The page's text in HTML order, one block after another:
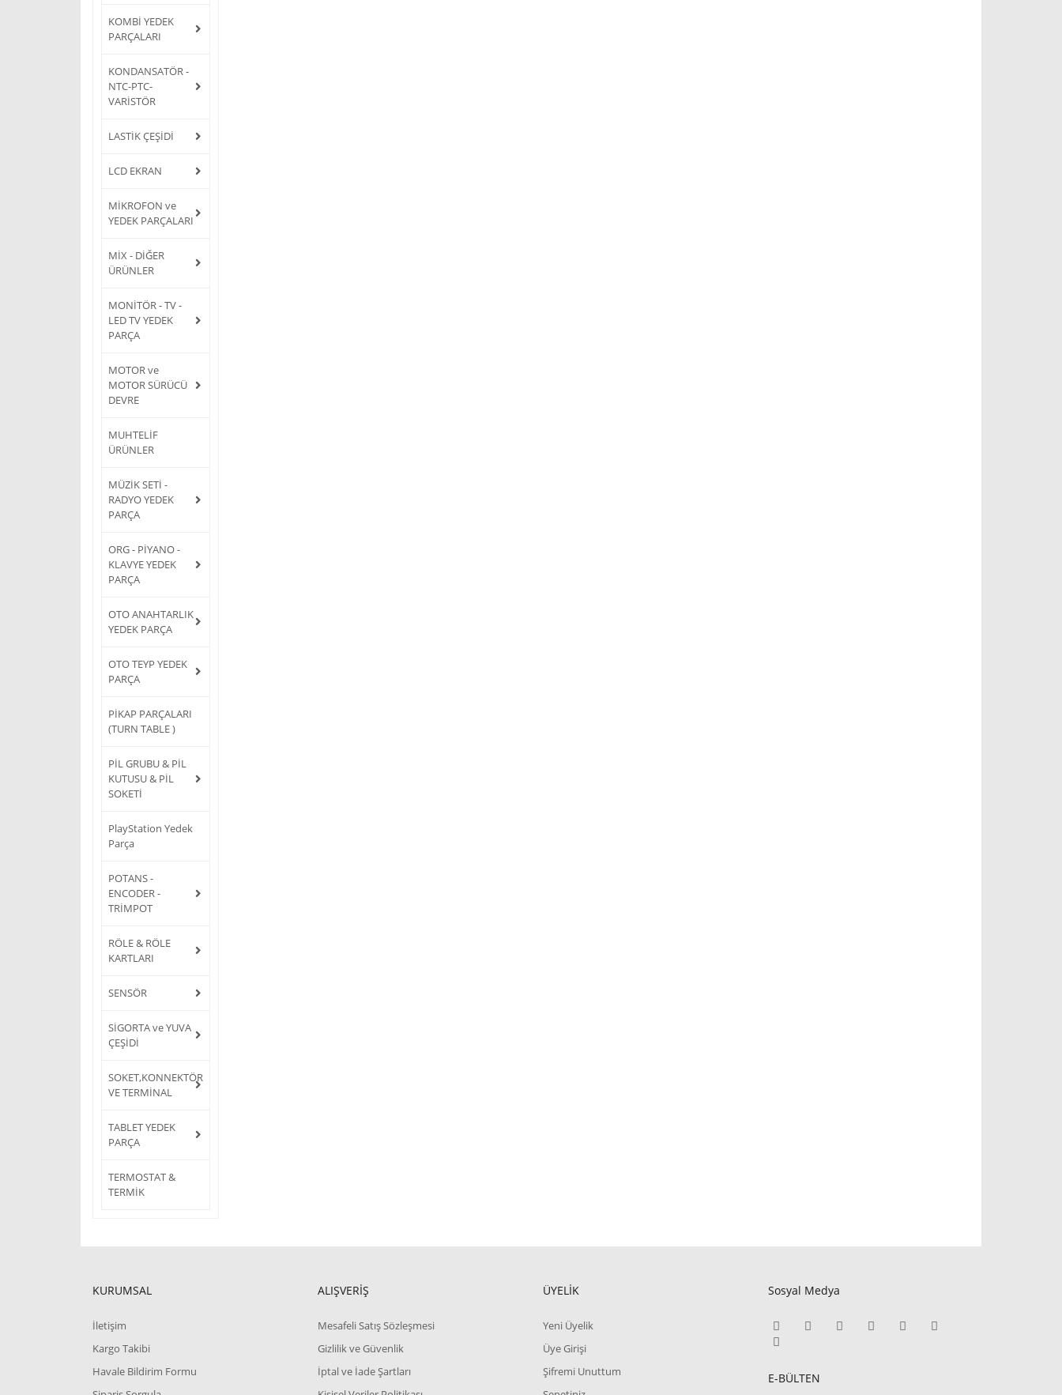
KOMBİ YEDEK
PARÇALARI
KONDANSATÖR -
NTC-PTC-
VARİSTÖR
LASTİK ÇEŞİDİ
LCD EKRAN
MİKROFON ve
YEDEK PARÇALARI
MİX - DİĞER
ÜRÜNLER
MONİTÖR - TV -
LED TV YEDEK
PARÇA
MOTOR ve
MOTOR SÜRÜCÜ
DEVRE
MUHTELİF
ÜRÜNLER
MÜZİK SETİ -
RADYO YEDEK
PARÇA
ORG - PİYANO -
KLAVYE YEDEK
PARÇA
OTO ANAHTARLIK
YEDEK PARÇA
OTO TEYP YEDEK
PARÇA
PİKAP PARÇALARI
(TURN TABLE )
PİL GRUBU & PİL
KUTUSU & PİL
SOKETİ
PlayStation Yedek
Parça
POTANS -
ENCODER -
TRİMPOT
RÖLE & RÖLE
KARTLARI
SENSÖR
SİGORTA ve YUVA
ÇEŞİDİ
SOKET,KONNEKTÖR
VE TERMİNAL
TABLET YEDEK
PARÇA
TERMOSTAT &
TERMİK
KURUMSAL
İletişim
Kargo Takibi
Havale Bildirim Formu
ALIŞVERİŞ
Mesafeli Satış Sözleşmesi
Gizlilik ve Güvenlik
İptal ve İade Şartları
ÜYELİK
Yeni Üyelik
Üye Girişi
Şifremi Unuttum
Sosyal Medya
E-BÜLTEN